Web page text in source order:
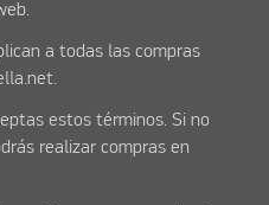
a todas las compras
estos términos. Si no
realizar compras en